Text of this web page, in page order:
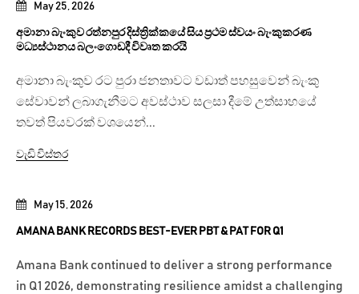
May 15, 2026
AMANA BANK RECORDS BEST-EVER PBT & PAT FOR Q1
Amana Bank continued to deliver a strong performance
in Q1 2026, demonstrating resilience amidst a challenging
May 25, 2026
අමානා බැංකුව රත්නපුර දිස්ත්‍රික්කයේ සිය ප්‍රථම ස්වයං බැංකුකරණ
මධ්‍යස්ථානය බලංගොඩදී විවෘත කරයි
අමානා බැංකුව රට පුරා ජනතාවට වඩාත් පහසුවෙන් බැංකු
සේවාවන් ලබාගැනීමට අවස්ථාව සලසා දීමේ උත්සාහයේ
තවත් පියවරක් වශයෙන්...
වැඩි විස්තර